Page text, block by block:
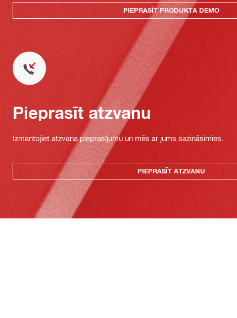
PIEPRASĪT PRODUKTA DEMO
Pieprasīt atzvanu
Izmantojiet atzvana pieprasījumu un mēs ar jums sazināsimies.
PIEPRASĪT ATZVANU